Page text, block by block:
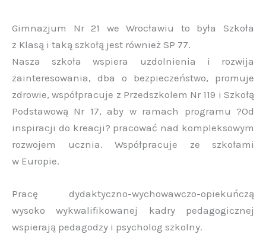
Gimnazjum Nr 21 we Wrocławiu to była Szkoła
z Klasą i taką szkołą jest również SP 77.
Nasza szkoła wspiera uzdolnienia i rozwija
zainteresowania, dba o bezpieczeństwo, promuje
zdrowie, współpracuje z Przedszkolem Nr 119 i Szkołą
Podstawową Nr 17, aby w ramach programu ?Od
inspiracji do kreacji? pracować nad kompleksowym
rozwojem ucznia. Współpracuje ze szkołami
w Europie.
Pracę dydaktyczno-wychowawczo-opiekuńczą
wysoko wykwalifikowanej kadry pedagogicznej
wspierają pedagodzy i psycholog szkolny.